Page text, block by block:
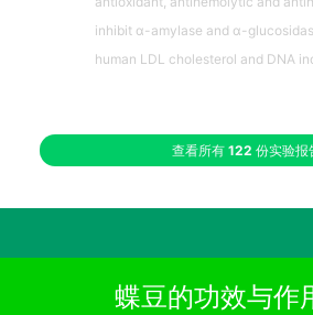
inhibit α-amylase and α-
human LDL cholesterol and DNA
查看所有 122 份实验报
蝶豆的功效与作